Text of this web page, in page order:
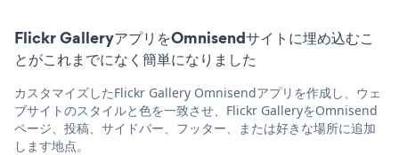
Flickr GalleryアプリをOmnisendサイトに埋め込むこ
とがこれまでになく簡単になりました
カスタマイズしたFlickr Gallery Omnisendアプリを作成し、ウェ
ブサイトのスタイルと色を一致させ、Flickr GalleryをOmnisend
ページ、投稿、サイドバー、フッター、または好きな場所に追加
します地点。